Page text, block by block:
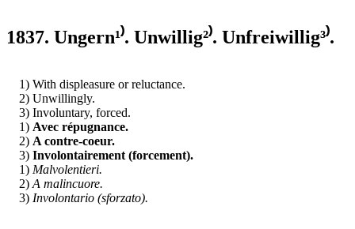
1837. Ungern¹⁾. Unwillig²⁾. Unfreiwillig³⁾.
1) With displeasure or reluctance.
2) Unwillingly.
3) Involuntary, forced.
1) Avec répugnance.
2) A contre-coeur.
3) Involontairement (forcement).
1) Malvolentieri.
2) A malincuore.
3) Involontario (sforzato).